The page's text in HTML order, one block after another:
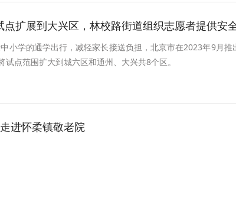
扩展到大兴区，林校路街道组织志愿者提供安全保障
小学的通学出行，减轻家长接送负担，北京市在2023年9月推
点范围扩大到城六区和通州、大兴共8个区。
进怀柔镇敬老院